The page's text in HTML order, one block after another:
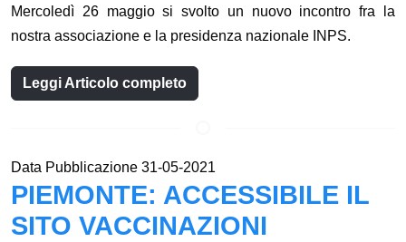
Mercoledì 26 maggio si svolto un nuovo incontro fra la
nostra associazione e la presidenza nazionale INPS.
Leggi Articolo completo
Data Pubblicazione 31-05-2021
PIEMONTE: ACCESSIBILE IL
SITO VACCINAZIONI